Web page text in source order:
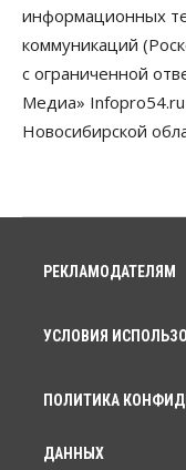
Бизнес Власть
Застройщики
площади
06 Августа 2026, 17:30
Около
задержали в
Общество
06 Августа 2026, 16:00
Финансы
информационных
коммуникаций
с ограниченной
Медиа»
Новосибирской
РЕКЛАМОДАТЕЛЯМ
УСЛОВИЯ
ПОЛИТИКА
ДАННЫХ